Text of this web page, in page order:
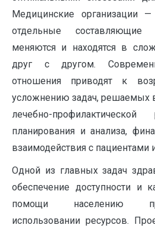
Медицинские организации
отдельные составляющие
меняются и находятся в
друг с другом.
отношения приводят к
усложнению задач, решаемых
лечебно-
планирования и анализа,
взаимодействия с пациентами
Одной из главных задач
обеспечение доступности и
помощи населению
использовании ресурсов.